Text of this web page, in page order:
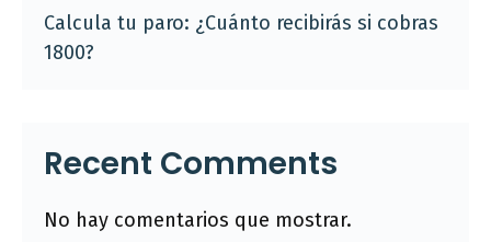
Calcula tu paro: ¿Cuánto recibirás si cobras
1800?
Recent Comments
No hay comentarios que mostrar.